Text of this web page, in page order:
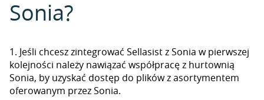
Sonia?
1. Jeśli chcesz zintegrować Sellasist z Sonia w pierwszej
kolejności należy nawiązać współpracę z hurtownią
Sonia, by uzyskać dostęp do plików z asortymentem
oferowanym przez Sonia.